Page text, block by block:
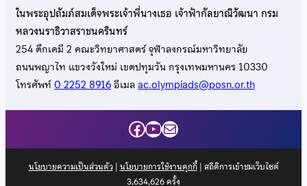
ในพระอุปถัมภ์สมเด็จพระเจ้าพี่นางเธอ เจ้าฟ้ากัลยาณิวัฒนา กรม
หลวงนราธิวาสราชนครินทร์
254 ตึกเคมี 2 คณะวิทยาศาสตร์ จุฬาลงกรณ์มหาวิทยาลัย
ถนนพญาไท แขวงวังใหม่ เขตปทุมวัน กรุงเทพมหานคร 10330
โทรศัพท์0 2252 8916อีเมลac.olympiads@posn.or.th
Facebook
YouTube
Mail
นโยบายความเป็นส่วนตัว| นโยบายการใช้งานคุกกี้| สถิติการเข้าชมเว็บไซต์
3,634,626ครั้ง